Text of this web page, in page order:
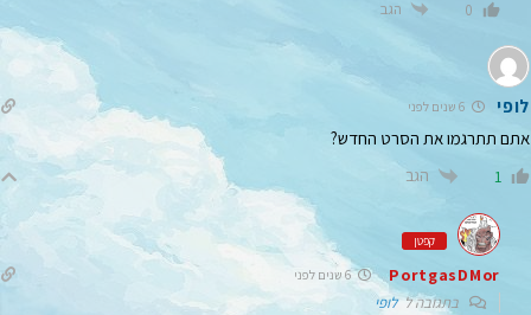
0 הגב
לופי
אתם תתרגמו את הסרט החדש?
1 הגב
קפטן
PortgasDMor 6 שנים לפני
בתגובה ללופי